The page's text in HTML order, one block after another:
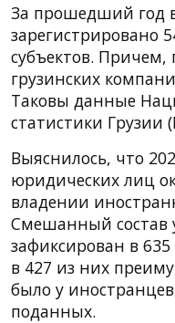
За прошедший год
зарегистрировано
субъектов. Причем,
грузинских
Таковы данные
статистики Грузии
Выяснилось, что
юридических лиц
владении
Смешанный состав
зафиксирован в
в 427 из них
было у
поданных.